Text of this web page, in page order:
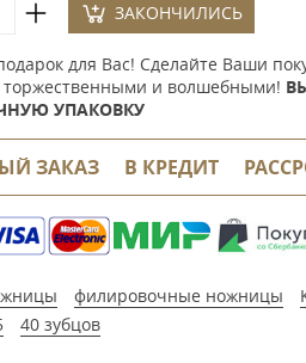
ЗАКОНЧИЛИСЬ
для Вас! Сделайте Ваши
торжественными и волшебными!
УПАКОВКУ
ЗАКАЗ В КРЕДИТ
филировочные ножницы
40 зубцов